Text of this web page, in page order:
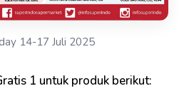
14-17 Juli 2025
1 untuk produk berikut: